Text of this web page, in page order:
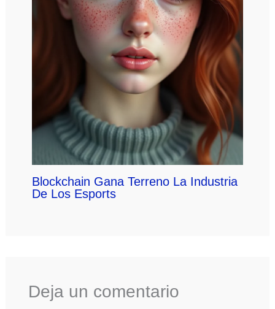
Blockchain Gana Terreno La Industria
De Los Esports
Deja un comentario